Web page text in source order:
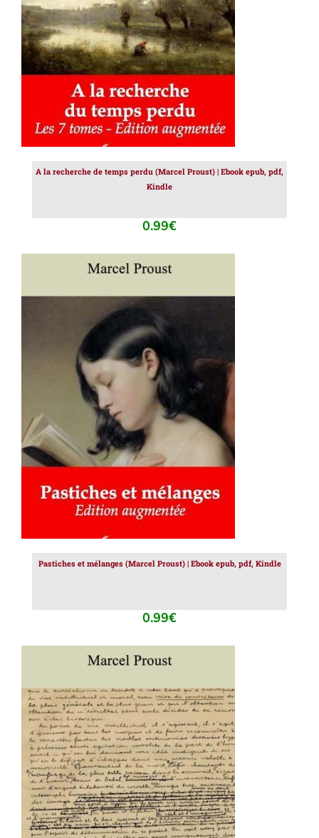
AJOUTER AU PANIER / DÉTAILS
A la recherche de temps perdu (Marcel Proust) | Ebook epub, pdf,
Kindle
0.99€
AJOUTER AU PANIER / DÉTAILS
Pastiches et mélanges (Marcel Proust) | Ebook epub, pdf, Kindle
0.99€
AJOUTER AU PANIER / DÉTAILS